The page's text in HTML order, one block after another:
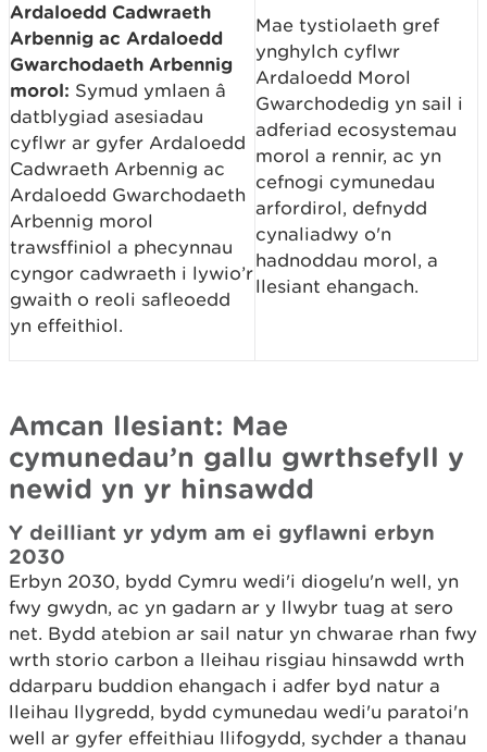
Ardaloedd Cadwraeth
Arbennig ac Ardaloedd
Gwarchodaeth Arbennig
morol: Symud ymlaen â
datblygiad asesiadau
cyflwr ar gyfer Ardaloedd
Cadwraeth Arbennig ac
Ardaloedd Gwarchodaeth
Arbennig morol
trawsffiniol a phecynnau
cyngor cadwraeth i lywio’r
gwaith o reoli safleoedd
yn effeithiol.
Mae tystiolaeth gref
ynghylch cyflwr
Ardaloedd Morol
Gwarchodedig yn sail i
adferiad ecosystemau
morol a rennir, ac yn
cefnogi cymunedau
arfordirol, defnydd
cynaliadwy o'n
hadnoddau morol, a
llesiant ehangach.
Amcan llesiant: Mae
cymunedau’n gallu gwrthsefyll y
newid yn yr hinsawdd
Y deilliant yr ydym am ei gyflawni erbyn
2030
Erbyn 2030, bydd Cymru wedi'i diogelu'n well, yn
fwy gwydn, ac yn gadarn ar y llwybr tuag at sero
net. Bydd atebion ar sail natur yn chwarae rhan fwy
wrth storio carbon a lleihau risgiau hinsawdd wrth
ddarparu buddion ehangach i adfer byd natur a
lleihau llygredd, bydd cymunedau wedi'u paratoi'n
well ar gyfer effeithiau llifogydd, sychder a thanau